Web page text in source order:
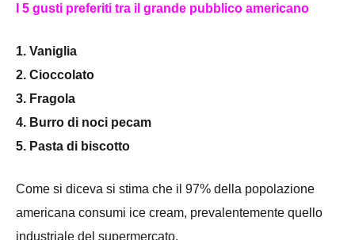
5 gusti preferiti tra il grande pubblico americano
1. Vaniglia
2. Cioccolato
3. Fragola
4. Burro di noci pecam
5. Pasta di biscotto
Come si diceva si stima che il 97% della popolazione
americana consumi ice cream, prevalentemente quello
industriale del supermercato.